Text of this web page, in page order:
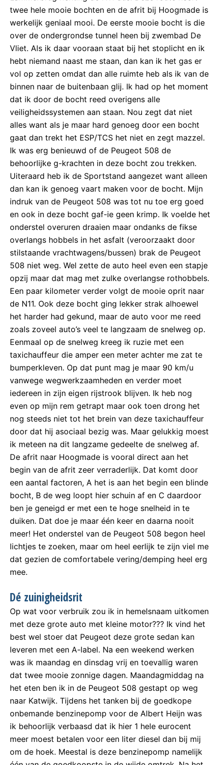
twee hele mooie bochten en de afrit bij Hoogmade is
werkelijk geniaal mooi. De eerste mooie bocht is die
over de ondergrondse tunnel heen bij zwembad De
Vliet. Als ik daar vooraan staat bij het stoplicht en ik
hebt niemand naast me staan, dan kan ik het gas er
vol op zetten omdat dan alle ruimte heb als ik van de
binnen naar de buitenbaan glij. Ik had op het moment
dat ik door de bocht reed overigens alle
veiligheidssystemen aan staan. Nou zegt dat niet
alles want als je maar hard genoeg door een bocht
gaat dan trekt het ESP/TCS het niet en zegt mazzel.
Ik was erg benieuwd of de Peugeot 508 de
behoorlijke g-krachten in deze bocht zou trekken.
Uiteraard heb ik de Sportstand aangezet want alleen
dan kan ik genoeg vaart maken voor de bocht. Mijn
indruk van de Peugeot 508 was tot nu toe erg goed
en ook in deze bocht gaf-ie geen krimp. Ik voelde het
onderstel overuren draaien maar ondanks de fikse
overlangs hobbels in het asfalt (veroorzaakt door
stilstaande vrachtwagens/bussen) brak de Peugeot
508 niet weg. Wel zette de auto heel even een stapje
opzij maar dat mag met zulke overlangse rothobbels.
Een paar kilometer verder volgt de mooie oprit naar
de N11. Ook deze bocht ging lekker strak alhoewel
het harder had gekund, maar de auto voor me reed
zoals zoveel auto’s veel te langzaam de snelweg op.
Eenmaal op de snelweg kreeg ik ruzie met een
taxichauffeur die amper een meter achter me zat te
bumperkleven. Op dat punt mag je maar 90 km/u
vanwege wegwerkzaamheden en verder moet
iedereen in zijn eigen rijstrook blijven. Ik heb nog
even op mijn rem getrapt maar ook toen drong het
nog steeds niet tot het brein van deze taxichauffeur
door dat hij asociaal bezig was. Maar gelukkig moest
ik meteen na dit langzame gedeelte de snelweg af.
De afrit naar Hoogmade is vooral direct aan het
begin van de afrit zeer verraderlijk. Dat komt door
een aantal factoren, A het is aan het begin een blinde
bocht, B de weg loopt hier schuin af en C daardoor
ben je geneigd er met een te hoge snelheid in te
duiken. Dat doe je maar één keer en daarna nooit
meer! Het onderstel van de Peugeot 508 begon heel
lichtjes te zoeken, maar om heel eerlijk te zijn viel me
dat gezien de comfortabele vering/demping heel erg
mee.
Dé zuinigheidsrit
Op wat voor verbruik zou ik in hemelsnaam uitkomen
met deze grote auto met kleine motor??? Ik vind het
best wel stoer dat Peugeot deze grote sedan kan
leveren met een A-label. Na een weekend werken
was ik maandag en dinsdag vrij en toevallig waren
dat twee mooie zonnige dagen. Maandagmiddag na
het eten ben ik in de Peugeot 508 gestapt op weg
naar Katwijk. Tijdens het tanken bij de goedkope
onbemande benzinepomp voor de Albert Heijn was
ik behoorlijk verbaasd dat ik hier 1 hele eurocent
meer moest betalen voor een liter diesel dan bij mij
om de hoek. Meestal is deze benzinepomp namelijk